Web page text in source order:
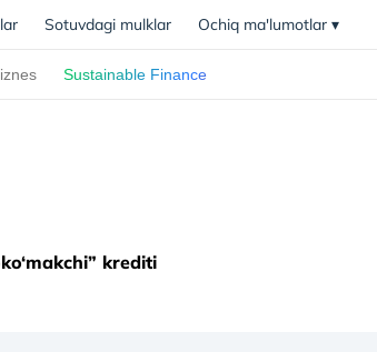
Sotuvdagi mulklar Ochiq ma'lumotlar ▾
Sustainable Finance
krediti